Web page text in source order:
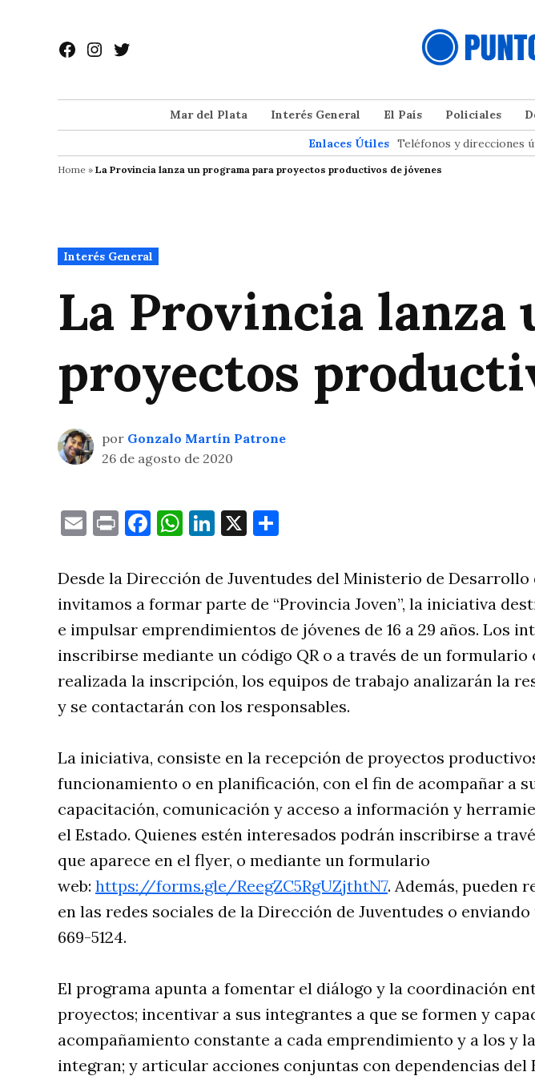
contenido
Facebook
Instagram
Twitter
Mar del Plata Interés General El País Policiales
Enlaces Útiles Teléfonos y direcciones
Home » La Provincia lanza un programa para proyectos productivos de jóvenes
Publicado
en
Interés General
La Provincia lanza
proyectos
por Gonzalo Martín Patrone
26 de agosto de 2020
EmailPrintFacebook
WhatsApp
LinkedIn
X
Desde la Dirección de Juventudes del Ministerio de Desarrollo
invitamos a formar parte de “Provincia Joven”, la iniciativa
e impulsar emprendimientos de jóvenes de 16 a 29 años. Los
inscribirse mediante un código QR o a través de un formulario
realizada la inscripción, los equipos de trabajo analizarán la
y se contactarán con los responsables.
La iniciativa, consiste en la recepción de proyectos
funcionamiento o en planificación, con el fin de acompañar a
capacitación, comunicación y acceso a información y
el Estado. Quienes estén interesados podrán inscribirse a
que aparece en el flyer, o mediante un formulario
web: https://forms.gle/ReegZC5RgUZjthtN7. Además, pueden
en las redes sociales de la Dirección de Juventudes o enviando
669-5124.
El programa apunta a fomentar el diálogo y la coordinación
proyectos; incentivar a sus integrantes a que se formen y
acompañamiento constante a cada emprendimiento y a los y
integran; y articular acciones conjuntas con dependencias del